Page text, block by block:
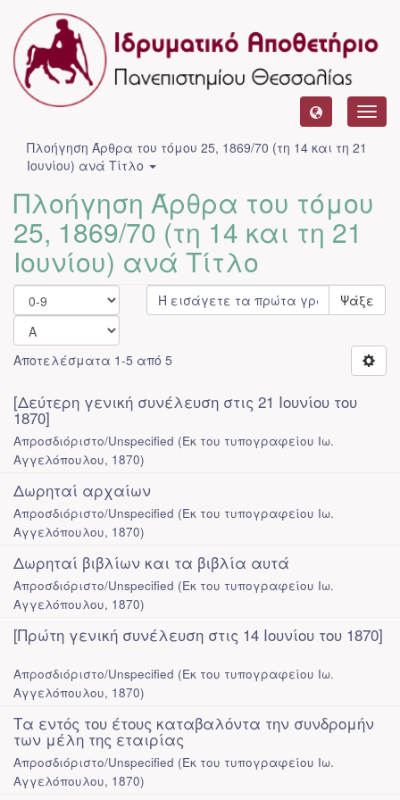
Πλοήγηση Άρθρα του τόμου 25, 1869/70 (τη 14 και τη 21
Ιουνίου) ανά Τίτλο
Πλοήγηση Άρθρα του τόμου
25, 1869/70 (τη 14 και τη 21
Ιουνίου) ανά Τίτλο
Ψάξε
Αποτελέσματα 1-5 από 5
[Δεύτερη γενική συνέλευση στις 21 Ιουνίου του
1870]
Απροσδιόριστο/Unspecified (Εκ του τυπογραφείου Ιω.
Αγγελόπουλου, 1870)
Δωρηταί αρχαίων
Απροσδιόριστο/Unspecified (Εκ του τυπογραφείου Ιω.
Αγγελόπουλου, 1870)
Δωρηταί βιβλίων και τα βιβλία αυτά
Απροσδιόριστο/Unspecified (Εκ του τυπογραφείου Ιω.
Αγγελόπουλου, 1870)
[Πρώτη γενική συνέλευση στις 14 Ιουνίου του 1870]
Απροσδιόριστο/Unspecified (Εκ του τυπογραφείου Ιω.
Αγγελόπουλου, 1870)
Τα εντός του έτους καταβαλόντα την συνδρομήν
των μέλη της εταιρίας
Απροσδιόριστο/Unspecified (Εκ του τυπογραφείου Ιω.
Αγγελόπουλου, 1870)